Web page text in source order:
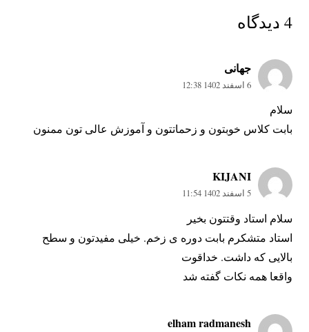
4 دیدگاه
.
جهانی
6 اسفند 1402 12:38
سلام
بابت کلاس خوبتون و زحماتتون و آموزش عالی تون ممنون
KIJANI
5 اسفند 1402 11:54
سلام استاد وقتتون بخیر
استاد متشکرم بابت دوره ی زخم. خیلی مفیدتون و سطح
بالایی که داشت. خداقوت
واقعا همه نکات گفته شد
elham radmanesh